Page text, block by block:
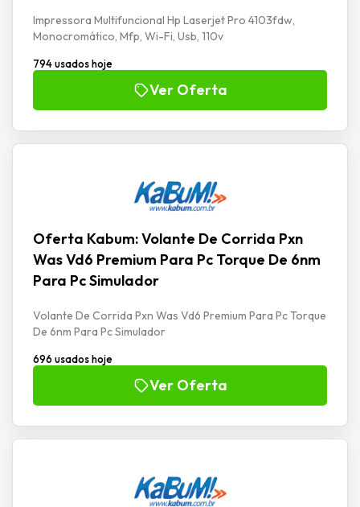
Impressora Multifuncional Hp Laserjet Pro 4103fdw,
Monocromático, Mfp, Wi-Fi, Usb, 110v
794 usados hoje
Ver Oferta
Oferta Kabum: Volante De Corrida Pxn
Was Vd6 Premium Para Pc Torque De 6nm
Para Pc Simulador
Volante De Corrida Pxn Was Vd6 Premium Para Pc Torque
De 6nm Para Pc Simulador
696 usados hoje
Ver Oferta